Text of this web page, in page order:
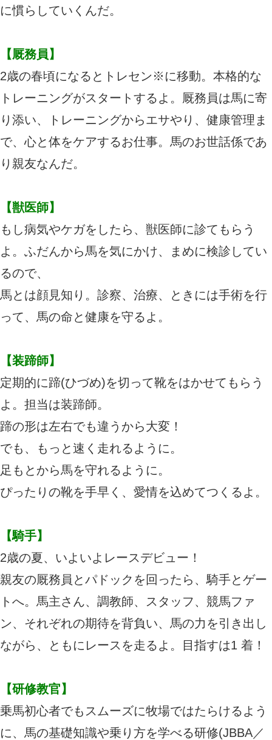
に慣らしていくんだ。
【厩務員】
2歳の春頃になるとトレセン※に移動。本格的な
トレーニングがスタートするよ。厩務員は馬に寄
り添い、トレーニングからエサやり、健康管理ま
で、心と体をケアするお仕事。馬のお世話係であ
り親友なんだ。
【獣医師】
もし病気やケガをしたら、獣医師に診てもらう
よ。ふだんから馬を気にかけ、まめに検診してい
るので、
馬とは顔見知り。診察、治療、ときには手術を行
って、馬の命と健康を守るよ。​
【装蹄師】
定期的に蹄(ひづめ)を切って靴をはかせてもらう
よ。担当は装蹄師。
蹄の形は左右でも違うから大変！
でも、もっと速く走れるように。
足もとから馬を守れるように。
ぴったりの靴を手早く、愛情を込めてつくるよ。
【騎手】
2歳の夏、いよいよレースデビュー！
親友の厩務員とパドックを回ったら、騎手とゲー
トへ。馬主さん、調教師、スタッフ、競馬ファ
ン、それぞれの期待を背負い、馬の力を引き出し
ながら、ともにレースを走るよ。目指すは1 着！
【研修教官】
乗馬初心者でもスムーズに牧場ではたらけるよう
に、馬の基礎知識や乗り方を学べる研修(JBBA／